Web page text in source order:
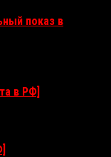
показ в
в РФ]